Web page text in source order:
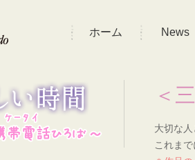
ホーム News
＜
大切な人
これま